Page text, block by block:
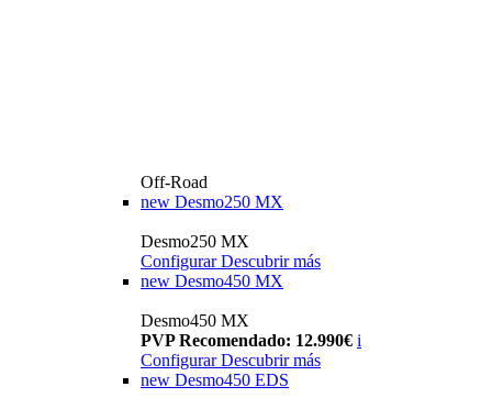
Off-Road
new Desmo250 MX
Desmo250 MX
Configurar Descubrir más
new Desmo450 MX
Desmo450 MX
PVP Recomendado: 12.990€ i
Configurar Descubrir más
new Desmo450 EDS